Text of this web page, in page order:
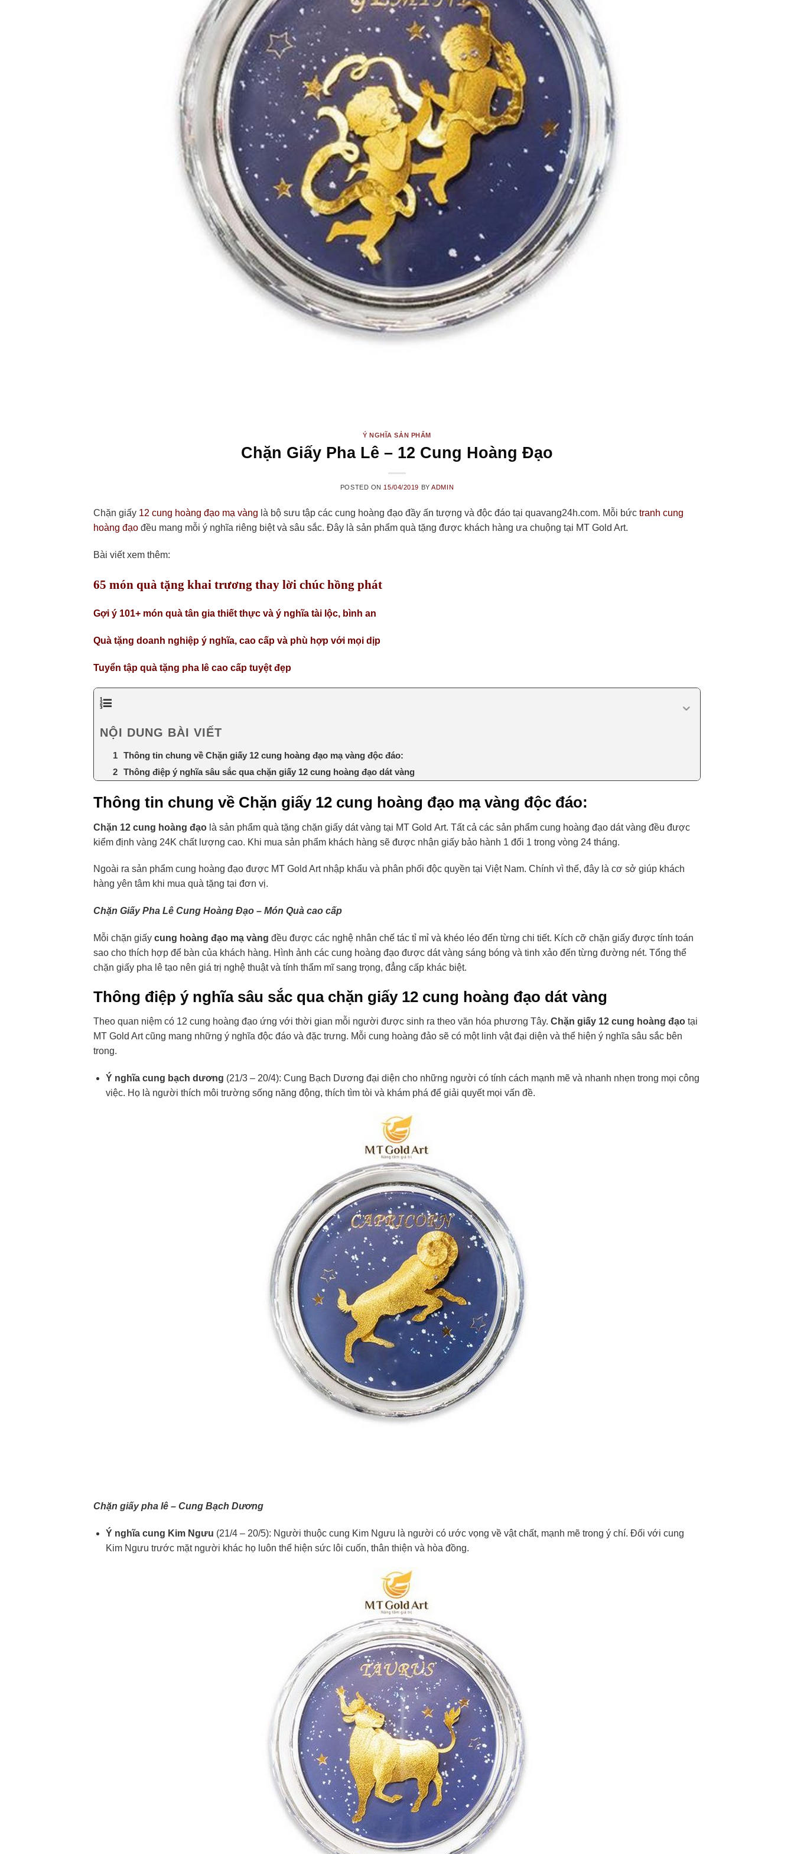
Ý NGHĨA SẢN PHẨM
Chặn Giấy Pha Lê – 12 Cung Hoàng Đạo
POSTED ON 15/04/2019 BYADMIN
Chặn giấy12 cung hoàng đạo mạ vàng là bộ sưu tập các cung hoàng đạo đầy ấn tượng và độc đáo tại quavang24h.com. Mỗi bức tranh cung
hoàng đạođều mang mỗi ý nghĩa riêng biệt và sâu sắc. Đây là sản phẩm quà tặng được khách hàng ưa chuộng tại MT Gold Art.
Bài viết xem thêm:
65 món quà tặng khai trương thay lời chúc hồng phát
Gợi ý 101+ món quà tân gia thiết thực và ý nghĩa tài lộc, bình an
Quà tặng doanh nghiệp ý nghĩa, cao cấp và phù hợp với mọi dịp
Tuyển tập quà tặng pha lê cao cấp tuyệt đẹp
NỘI DUNG BÀI VIẾT
Thông tin chung về Chặn giấy 12 cung hoàng đạo mạ vàng độc đáo:
Thông điệp ý nghĩa sâu sắc qua chặn giấy 12 cung hoàng đạo dát vàng
Thông tin chung về Chặn giấy 12 cung hoàng đạo mạ vàng độc đáo:
Chặn 12 cung hoàng đạo là sản phẩm quà tặng chặn giấy dát vàng tại MT Gold Art. Tất cả các sản phẩm cung hoàng đạo dát vàng đều được
kiểm định vàng 24K chất lượng cao. Khi mua sản phẩm khách hàng sẽ được nhận giấy bảo hành 1 đổi 1 trong vòng 24 tháng.
Ngoài ra sản phẩm cung hoàng đạo được MT Gold Art nhập khẩu và phân phối độc quyền tại Việt Nam. Chính vì thế, đây là cơ sở giúp khách
hàng yên tâm khi mua quà tặng tại đơn vị.
Chặn Giấy Pha Lê Cung Hoàng Đạo – Món Quà cao cấp
Mỗi chặn giấy cung hoàng đạo mạ vàng đều được các nghệ nhân chế tác tỉ mỉ và khéo léo đến từng chi tiết. Kích cỡ chặn giấy được tính toán
sao cho thích hợp để bàn của khách hàng. Hình ảnh các cung hoàng đạo được dát vàng sáng bóng và tinh xảo đến từng đường nét. Tổng thể
chặn giấy pha lê tạo nên giá trị nghệ thuật và tính thẩm mĩ sang trọng, đẳng cấp khác biệt.
Thông điệp ý nghĩa sâu sắc qua chặn giấy 12 cung hoàng đạo dát vàng
Theo quan niệm có 12 cung hoàng đạo ứng với thời gian mỗi người được sinh ra theo văn hóa phương Tây. Chặn giấy 12 cung hoàng đạotại
MT Gold Art cũng mang những ý nghĩa độc đáo và đặc trưng. Mỗi cung hoàng đảo sẽ có một linh vật đại diện và thể hiện ý nghĩa sâu sắc bên
trong.
Ý nghĩa cung bạch dương (21/3 – 20/4): Cung Bạch Dương đại diện cho những người có tính cách mạnh mẽ và nhanh nhẹn trong mọi công
việc. Họ là người thích môi trường sống năng động, thích tìm tòi và khám phá để giải quyết mọi vấn đề.
Chặn giấy pha lê – Cung Bạch Dương
Ý nghĩa cung Kim Ngưu (21/4 – 20/5): Người thuộc cung Kim Ngưu là người có ước vọng về vật chất, mạnh mẽ trong ý chí. Đối với cung
Kim Ngưu trước mặt người khác họ luôn thể hiện sức lôi cuốn, thân thiện và hòa đồng.